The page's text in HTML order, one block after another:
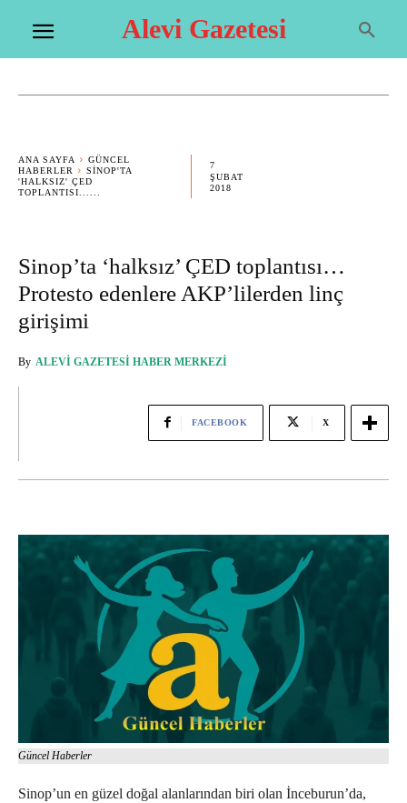
Alevi Gazetesi
ANA SAYFA
GÜNCEL
HABERLER
SINOP'TA
'HALKSIZ' ÇED
TOPLANTISI......
7
ŞUBAT
2018
Sinop’ta ‘halksız’ ÇED toplantısı…
Protesto edenlere AKP’lilerden linç
girişimi
By ALEVI GAZETESI HABER MERKEZI
FACEBOOK X
Güncel Haberler
Sinop’un en güzel doğal alanlarından biri olan İnceburun’da,